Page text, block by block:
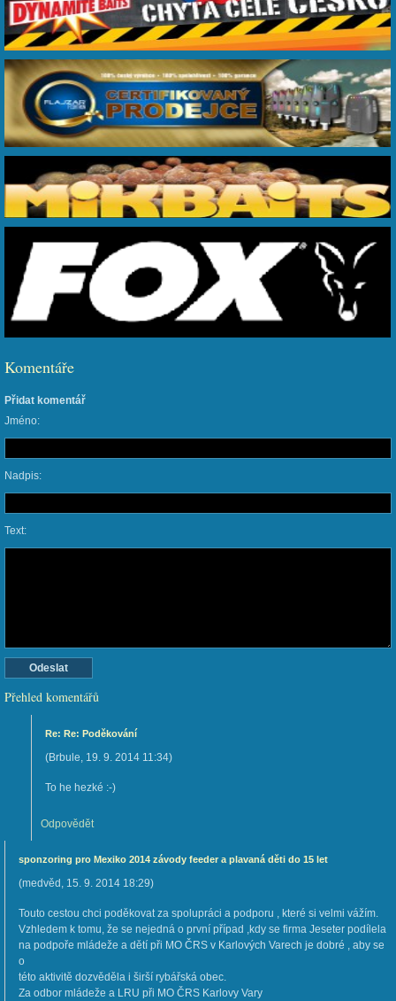
Komentáře
Přidat komentář
Jméno:
Nadpis:
Text:
Přehled komentářů
Re: Re: Poděkování
(Brbule, 19. 9. 2014 11:34)
To he hezké :-)
Odpovědět
sponzoring pro Mexiko 2014 závody feeder a plavaná děti do 15 let
(medvěd , 15. 9. 2014 18:29)
Touto cestou chci poděkovat za spolupráci a podporu , které si velmi vážím.
Vzhledem k tomu, že se nejedná o první případ ,kdy se firma Jeseter podílela
na podpoře mládeže a dětí při MO ČRS v Karlových Varech je dobré , aby se
o
této aktivitě dozvěděla i širší rybářská obec.
Za odbor mládeže a LRU při MO ČRS Karlovy Vary